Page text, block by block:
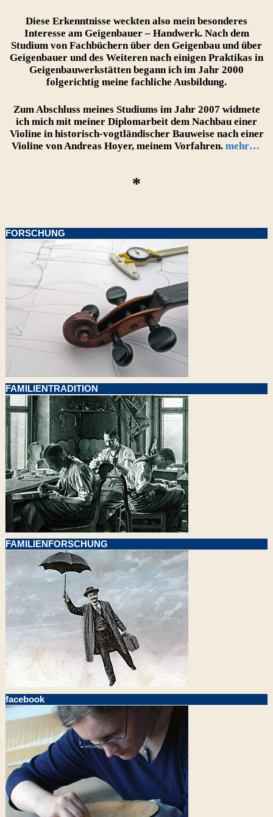
Diese Erkenntnisse weckten also mein besonderes
Interesse am Geigenbauer – Handwerk. Nach dem
Studium von Fachbüchern über den Geigenbau und über
Geigenbauer und des Weiteren nach einigen Praktikas in
Geigenbauwerkstätten begann ich im Jahr 2000
folgerichtig meine fachliche Ausbildung.
Zum Abschluss meines Studiums im Jahr 2007 widmete
ich mich mit meiner Diplomarbeit dem Nachbau einer
Violine in historisch-vogtländischer Bauweise nach einer
Violine von Andreas Hoyer, meinem Vorfahren. mehr…
*
FORSCHUNG
FAMILIENTRADITION
FAMILIENFORSCHUNG
facebook